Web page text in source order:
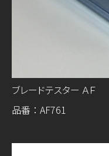
ブレードテスター ＡＦ
品番：AF761